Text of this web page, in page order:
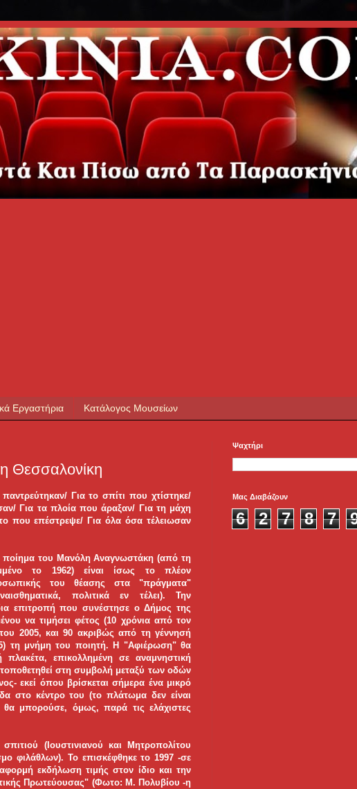
Εργαστήρια Κατάλογος Μουσείων
Θεσσαλονίκη
Για το σπίτι που χτίστηκε/
Για τα πλοία που άραξαν/ Για τη μάχη
που επέστρεψε/ Για όλα όσα τέλειωσαν
ποίημα του Μανόλη Αναγνωστάκη (από τη
το 1962) είναι ίσως το πλέον
του θέασης στα "πράγματα"
πολιτικά εν τέλει). Την
επιτροπή που συνέστησε ο Δήμος της
να τιμήσει φέτος (10 χρόνια από τον
2005, και 90 ακριβώς από τη γέννησή
τη μνήμη του ποιητή. Η "Αφιέρωση" θα
πλακέτα, επικολλημένη σε αναμνηστική
στη συμβολή μεταξύ των οδών
εκεί όπου βρίσκεται σήμερα ένα μικρό
στο κέντρο του (το πλάτωμα δεν είναι
θα μπορούσε, όμως, παρά τις ελάχιστες
(Ιουστινιανού και Μητροπολίτου
φιλάθλων). Το επισκέφθηκε το 1997 -σε
εκδήλωση τιμής στον ίδιο και την
Πρωτεύουσας" (Φωτο: Μ. Πολυβίου -η
Ψαχτήρι
Μας Διαβάζουν
6 2 7 8 7